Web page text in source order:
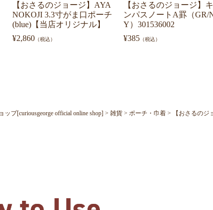
【おさるのジョージ】AYA
NOKOJI 3.3寸がま口ポーチ
(blue)【当店オリジナル】
¥2,860 （税込）
【おさるのジョージ】
ンパスノートA罫（GR/
Y）301536002
¥385 （税込）
プ[curiousgeorge official online shop] 雑貨 ポーチ・巾着 【おさるの